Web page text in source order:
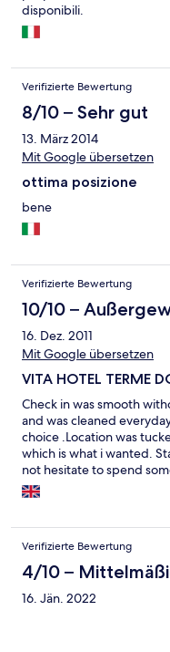
disponibili.
Verifizierte Bewertung
8/10 – Sehr gut
13. März 2014
Mit Google übersetzen
ottima posizione
bene
Verifizierte Bewertung
10/10 –
16. Dez. 2011
Mit Google übersetzen
VITA HOTEL TERME
Check in was smooth
and was cleaned
choice .Location was
which is what i wanted.
not hesitate to spend
Verifizierte Bewertung
4/10 –
16. Jän. 2022